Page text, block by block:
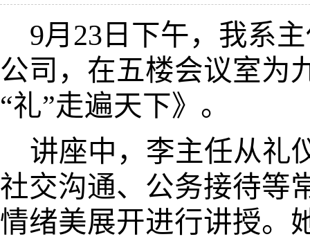
9月 23 日 下午，我系
公司，在五楼会议室为
“礼”走遍天下》。
讲座中，李主任从礼
社交沟通、公务接待等
情绪美展开进行讲授。